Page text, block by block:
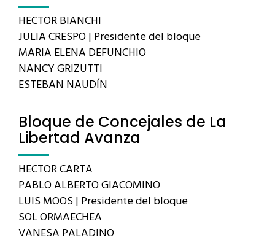
HECTOR BIANCHI
JULIA CRESPO | Presidente del bloque
MARIA ELENA DEFUNCHIO
NANCY GRIZUTTI
ESTEBAN NAUDÍN
Bloque de Concejales de La
Libertad Avanza
HECTOR CARTA
PABLO ALBERTO GIACOMINO
LUIS MOOS | Presidente del bloque
SOL ORMAECHEA
VANESA PALADINO